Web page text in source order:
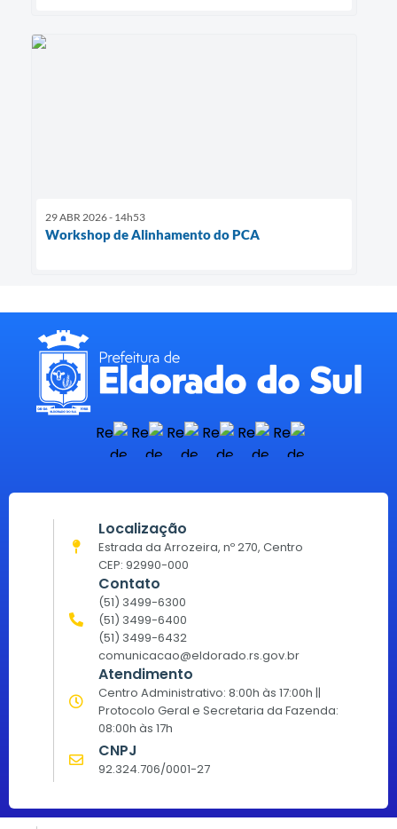
29 ABR 2026 - 14h53
Workshop de Alinhamento do PCA
Localização
Estrada da Arrozeira, nº 270, Centro
CEP: 92990-000
Contato
(51) 3499-6300
(51) 3499-6400
(51) 3499-6432
comunicacao@eldorado.rs.gov.br
Atendimento
Centro Administrativo: 8:00h às 17:00h ||
Protocolo Geral e Secretaria da Fazenda:
08:00h às 17h
CNPJ
92.324.706/0001-27